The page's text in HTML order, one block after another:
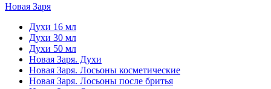
Новая Заря
Духи 16 мл
Духи 30 мл
Духи 50 мл
Новая Заря. Духи
Новая Заря. Лосьоны косметические
Новая Заря. Лосьоны после бритья